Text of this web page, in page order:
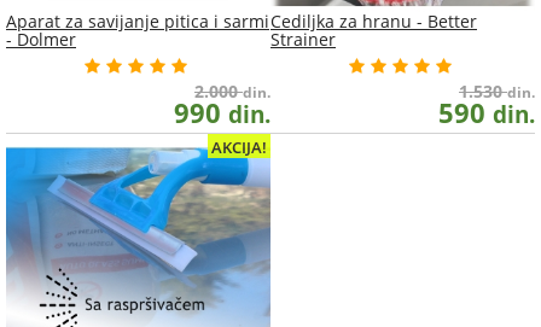
Aparat za savijanje pitica i sarmi
- Dolmer
2.000din.
990 din.
Cediljka za hranu - Better
Strainer
1.530din.
590 din.
AKCIJA!